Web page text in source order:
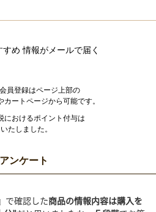
すめ 情報がメールで届く
員登録はページ上部の
カートページから可能です。
におけるポイント付与は
たしました。
ンケート